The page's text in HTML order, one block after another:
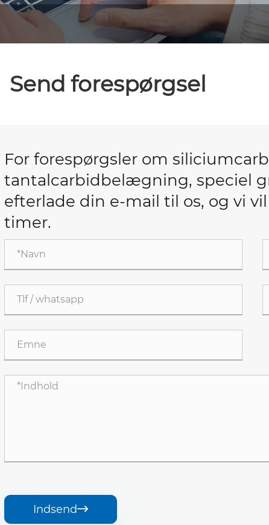
Send forespørgsel
For forespørgsler om
tantalcarbidbelægning, speciel
efterlade din e-mail til os, og vi
timer.
Indsend